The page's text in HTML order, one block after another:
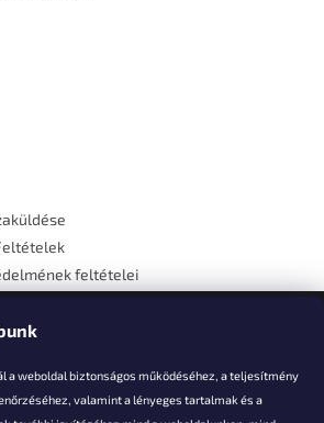
a weboldal biztonságos működéséhez, a teljesítmény
valamint a lényeges tartalmak és a
feltételei